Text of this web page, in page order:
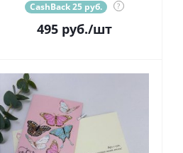
CashBack 25 руб. ?
495руб./шт